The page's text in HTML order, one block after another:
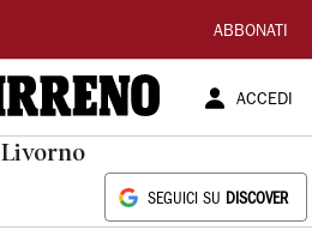
ABBONATI
ACCEDI
Livorno
SEGUICI SU DISCOVER